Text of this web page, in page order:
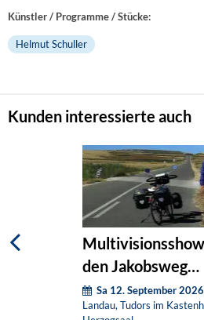
Künstler / Programme / Stücke:
Helmut Schuller
Kunden interessierte auch
den Jakobsweg
(Nachholtermin)
Sa 12. September 2026
Landau, Tudors im